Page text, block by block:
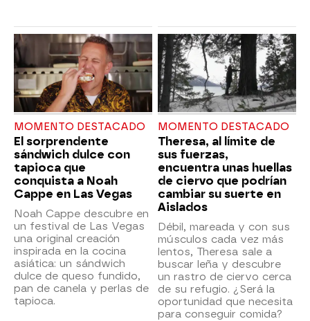
MOMENTO DESTACADO
El sorprendente
sándwich dulce con
tapioca que
conquista a Noah
Cappe en Las Vegas
Noah Cappe descubre en
un festival de Las Vegas
una original creación
inspirada en la cocina
asiática: un sándwich
dulce de queso fundido,
pan de canela y perlas de
tapioca.
MOMENTO DESTACADO
Theresa, al límite de
sus fuerzas,
encuentra unas huellas
de ciervo que podrían
cambiar su suerte en
Aislados
Débil, mareada y con sus
músculos cada vez más
lentos, Theresa sale a
buscar leña y descubre
un rastro de ciervo cerca
de su refugio. ¿Será la
oportunidad que necesita
para conseguir comida?